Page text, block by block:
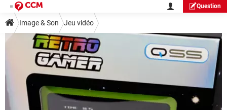
Question
Image & Son Jeu vidéo